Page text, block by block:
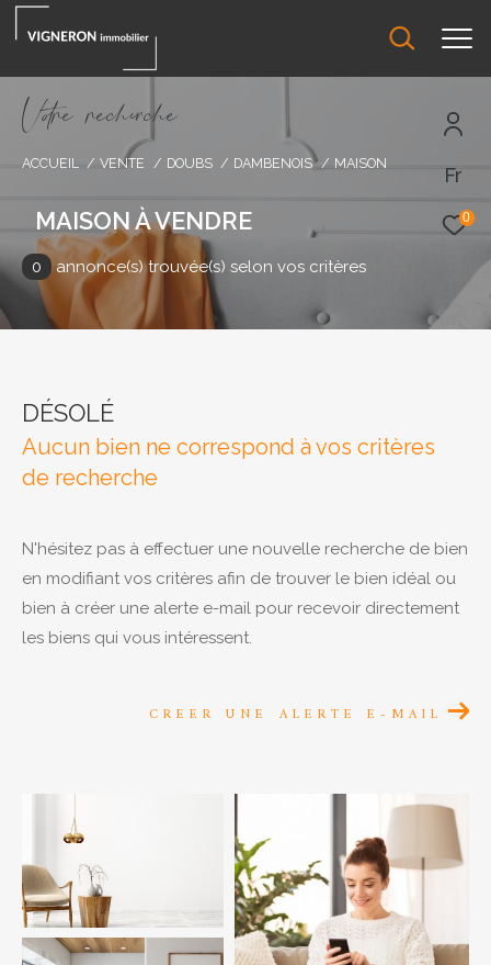
Fr
0
Vore recece
ACCUEIL VENTE DOUBS DAMBENOIS MAISON
MAISON À VENDRE
0 annonce(s) trouvée(s) selon vos critères
DÉSOLÉ
Aucun bien ne correspond à vos critères
de recherche
N'hésitez pas à effectuer une nouvelle recherche de bien
en modifiant vos critères afin de trouver le bien idéal ou
bien à créer une alerte e-mail pour recevoir directement
les biens qui vous intéressent.
CREER UNE ALERTE E-MAIL
et trouver le bien qui correspond à vos
critères
Type d'offre
Type de bien
Budget
Surface